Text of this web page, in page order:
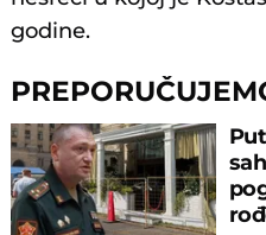
godine.